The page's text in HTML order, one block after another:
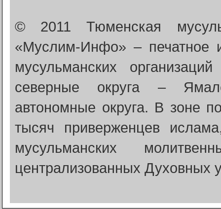
© 2011 Тюменская
«Муслим-Инфо» – печатное
мусульманских
северные округа –
автономные округа. В зоне
тысяч приверженцев
мусульманских
централизованных Духовных